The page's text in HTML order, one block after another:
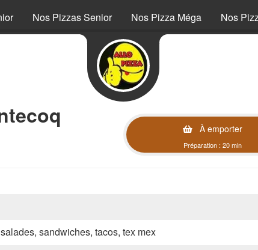
Nos Pizzas Senior Nos Pizza Méga Nos
À emporter
Préparation : 20 min
sandwiches, tacos, tex mex